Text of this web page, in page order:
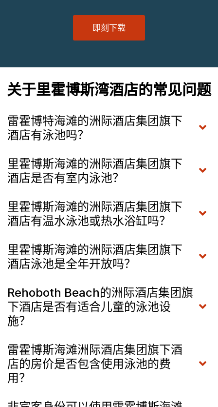
即刻下载
关于里霍博斯湾酒店的常见问题
雷霍博特海滩的洲际酒店集团旗下
酒店有泳池吗？
里霍博斯海滩的洲际酒店集团旗下
酒店是否有室内泳池？
里霍博斯海滩的洲际酒店集团旗下
酒店有温水泳池或热水浴缸吗？
里霍博斯海滩的洲际酒店集团旗下
酒店泳池是全年开放吗？
Rehoboth Beach的洲际酒店集团旗
下酒店是否有适合儿童的泳池设
施？
雷霍博斯海滩洲际酒店集团旗下酒
店的房价是否包含使用泳池的费
用？